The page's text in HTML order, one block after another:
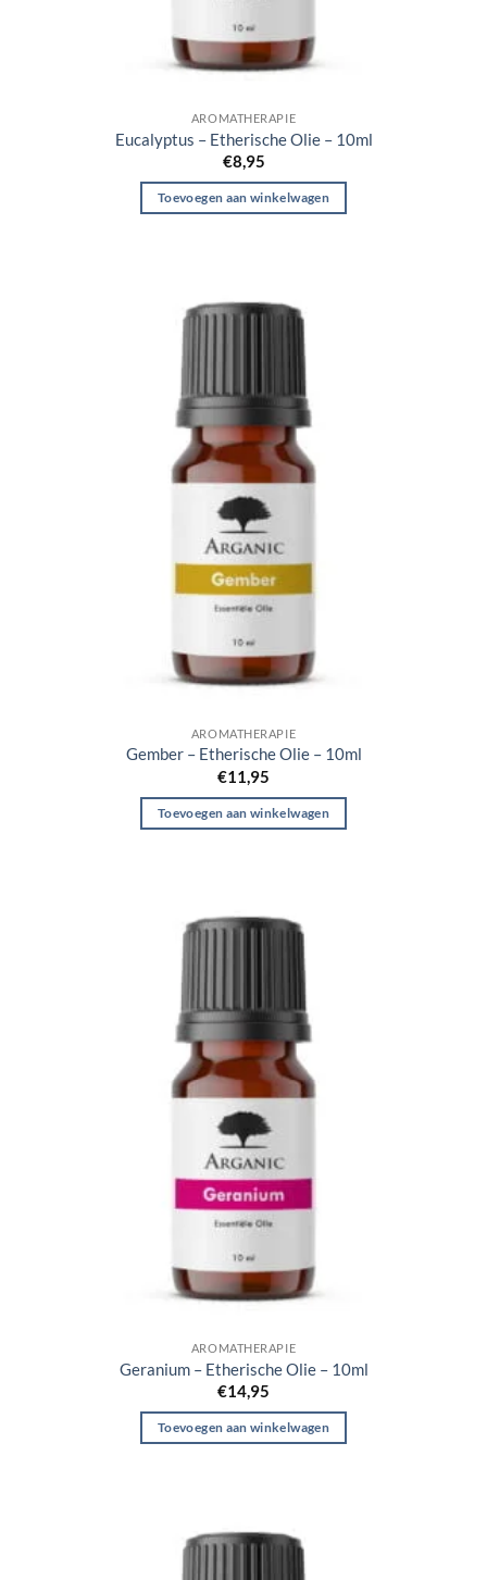
AROMATHERAPIE
Eucalyptus – Etherische Olie – 10ml
€8,95
Toevoegen aan winkelwagen
AROMATHERAPIE
Gember – Etherische Olie – 10ml
€11,95
Toevoegen aan winkelwagen
AROMATHERAPIE
Geranium – Etherische Olie – 10ml
€14,95
Toevoegen aan winkelwagen